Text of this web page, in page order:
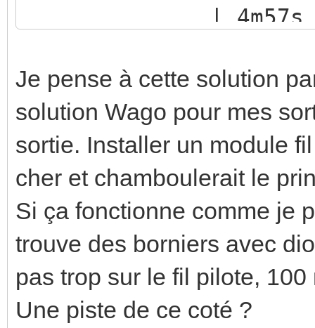
| 4m57s 0V |
| 4m53s 0V |
Eco |
Hors-gel | -
Arrêt |
Je pense à cette solution
solution Wago pour mes
sortie. Installer un module
cher et chamboulerait le
Si ça fonctionne comme je
trouve des borniers avec
pas trop sur le fil pilote,
Une piste de ce coté ?